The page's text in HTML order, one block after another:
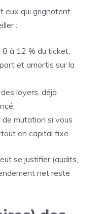
eux qui grignotent
:
8 à 12 % du ticket,
et amortis sur la
loyers, déjà
mutation si vous
en capital fixe.
se justifier (audits,
net reste